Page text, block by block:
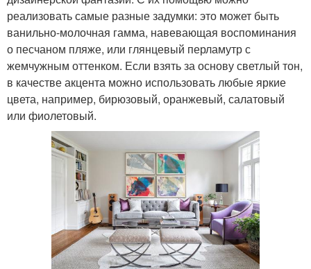
реализовать самые разные задумки: это может быть
ванильно-молочная гамма, навевающая воспоминания
о песчаном пляже, или глянцевый перламутр с
жемчужным оттенком. Если взять за основу светлый тон,
в качестве акцента можно использовать любые яркие
цвета, например, бирюзовый, оранжевый, салатовый
или фиолетовый.